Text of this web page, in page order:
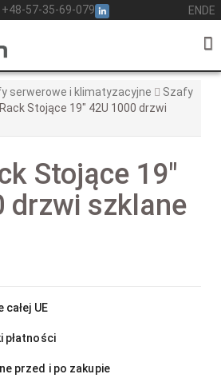
+48-57-35-69-079 EN DE
serwerowe i klimatyzacyjne
Szafy
Stojące 19″ 42U 1000 drzwi
Stojące 19″
drzwi szklane
UE
płatności
przed i po zakupie